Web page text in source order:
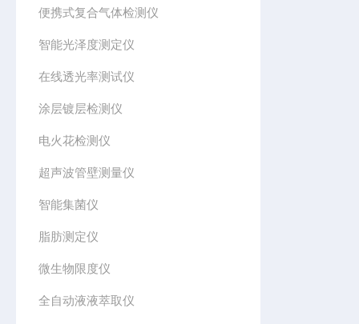
便携式复合气体检测仪
智能光泽度测定仪
在线透光率测试仪
涂层镀层检测仪
电火花检测仪
超声波管壁测量仪
智能集菌仪
脂肪测定仪
微生物限度仪
全自动液液萃取仪